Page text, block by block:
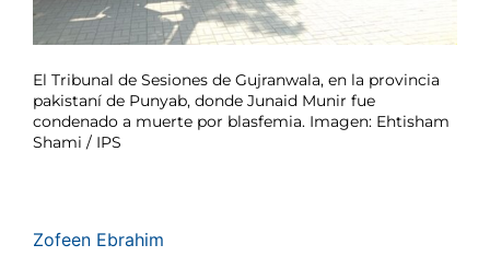
El Tribunal de Sesiones de Gujranwala, en la provincia
pakistaní de Punyab, donde Junaid Munir fue
condenado a muerte por blasfemia. Imagen: Ehtisham
Shami / IPS
Zofeen Ebrahim